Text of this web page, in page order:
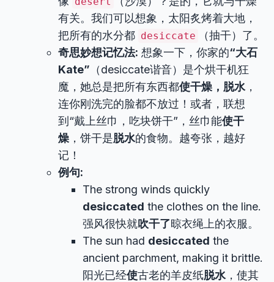
有关。我们可以想象，太阳炙烤着大地，
把所有的水分都 desiccate
（抽干）了。
奇思妙想记忆法: 想象一下，你家的“大石
Kate” （desiccate谐音）是个烘干机狂
魔，她总是把所有东西都使干燥，脱水，
连你刚洗完的脸都不放过！或者，联想
到“戴上丝巾，吃块饼干”，丝巾能使干
燥 ，饼干是脱水的食物。越夸张，越好
记！
例句:
The strong winds quickly
desiccated the clothes on the line.
强风很快就吹干了晾衣绳上的衣服。
The sun had desiccated the
ancient parchment, making it brittle.
阳光已经使古老的羊皮纸脱水，使其